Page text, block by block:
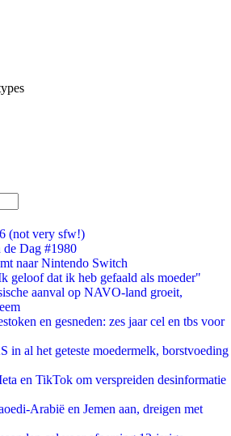
(not very sfw!)
de Dag #1980
naar Nintendo Switch
geloof dat ik heb gefaald als moeder"
aanval op NAVO-land groeit,
en gesneden: zes jaar cel en tbs voor
in al het geteste moedermelk, borstvoeding
en TikTok om verspreiden desinformatie
Arabië en Jemen aan, dreigen met